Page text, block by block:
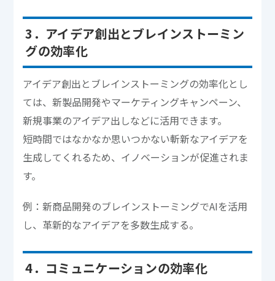
3．アイデア創出とブレインストーミン
グの効率化
アイデア創出とブレインストーミングの効率化とし
ては、新製品開発やマーケティングキャンペーン、
新規事業のアイデア出しなどに活用できます。
短時間ではなかなか思いつかない斬新なアイデアを
生成してくれるため、イノベーションが促進されま
す。
例：新商品開発のブレインストーミングでAIを活用
し、革新的なアイデアを多数生成する。
4．コミュニケーションの効率化